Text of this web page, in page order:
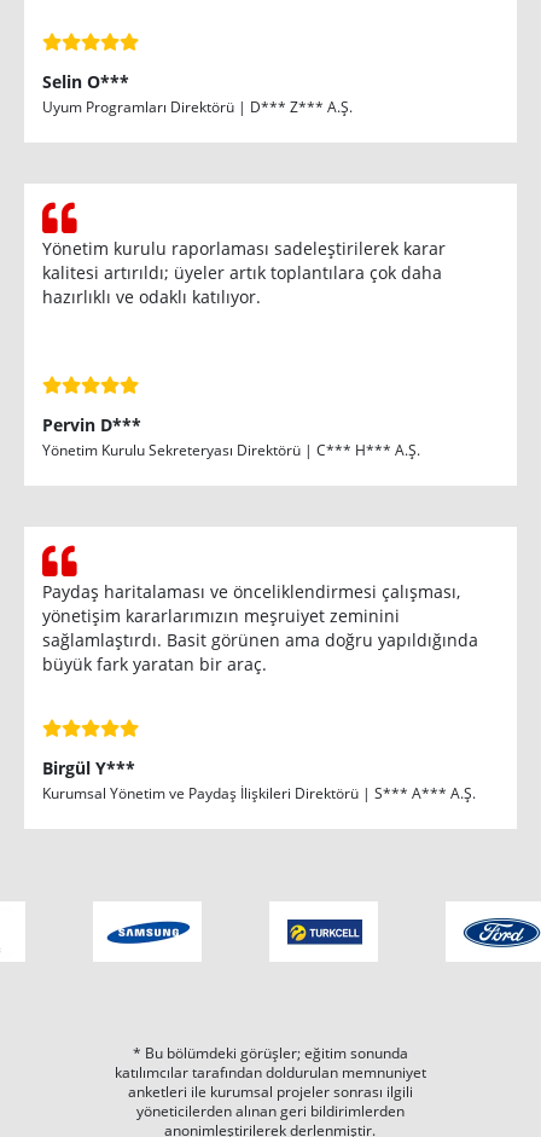
Selin O***
Uyum Programları Direktörü | D*** Z*** A.Ş.
Yönetim kurulu raporlaması sadeleştirilerek karar
kalitesi artırıldı; üyeler artık toplantılara çok daha
hazırlıklı ve odaklı katılıyor.
Pervin D***
Yönetim Kurulu Sekreteryası Direktörü | C*** H*** A.Ş.
Paydaş haritalaması ve önceliklendirmesi çalışması,
yönetişim kararlarımızın meşruiyet zeminini
sağlamlaştırdı. Basit görünen ama doğru yapıldığında
büyük fark yaratan bir araç.
Birgül Y***
Kurumsal Yönetim ve Paydaş İlişkileri Direktörü | S*** A*** A.Ş.
* Bu bölümdeki görüşler; eğitim sonunda
katılımcılar tarafından doldurulan memnuniyet
anketleri ile kurumsal projeler sonrası ilgili
yöneticilerden alınan geri bildirimlerden
anonimleştirilerek derlenmiştir.